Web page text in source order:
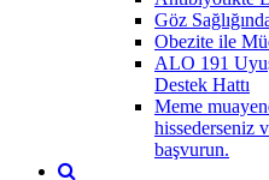
Göz
Obezite ile
ALO 191
Destek Hattı
Meme
hissederseniz
başvurun.